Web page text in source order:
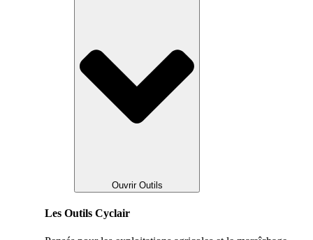
Ouvrir Outils
Les Outils Cyclair